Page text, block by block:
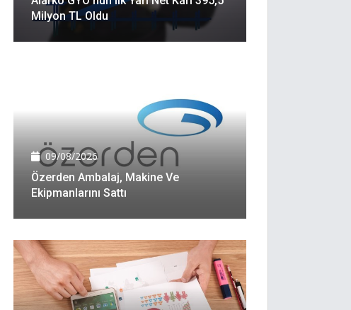
Milyon TL Oldu
09/08/2026
Özerden Ambalaj, Makine Ve
Ekipmanlarını Sattı